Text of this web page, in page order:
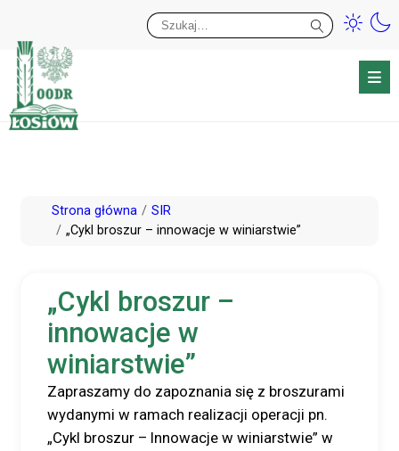
PrzejdźStrona główna
SIR
„Cykl broszur – innowacje w winiarstwie”
„Cykl broszur –
innowacje w
winiarstwie”
Zapraszamy do zapoznania się z broszurami
wydanymi w ramach realizacji operacji pn.
„Cykl broszur – Innowacje w winiarstwie” w